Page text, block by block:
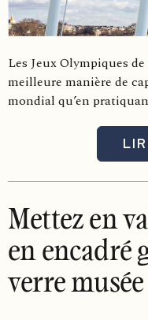
Les Jeux Olympiques
meilleure manière de
mondial qu’en
Mettez en
en encadré
verre musée